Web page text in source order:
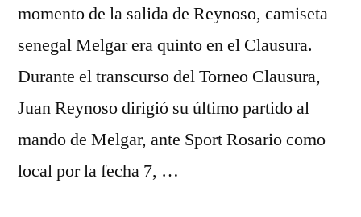
momento de la salida de Reynoso, camiseta
senegal Melgar era quinto en el Clausura.
Durante el transcurso del Torneo Clausura,
Juan Reynoso dirigió su último partido al
mando de Melgar, ante Sport Rosario como
local por la fecha 7, …